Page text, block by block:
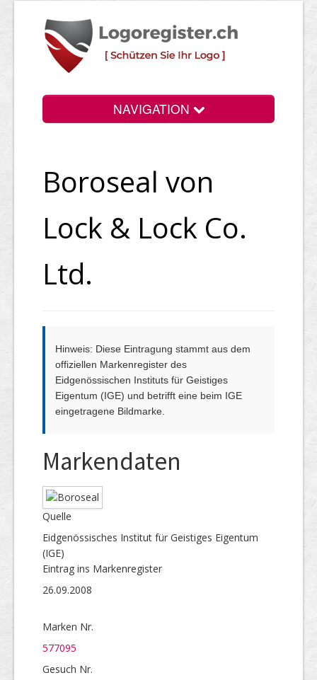
NAVIGATION
Login
Preise
Rechtliche Infos
Boroseal von
Lock & Lock Co.
Ltd.
Hinweis: Diese Eintragung stammt aus dem
offiziellen Markenregister des
Eidgenössischen Instituts für Geistiges
Eigentum (IGE) und betrifft eine beim IGE
eingetragene Bildmarke.
Markendaten
Quelle
Eidgenössisches Institut für Geistiges Eigentum
(IGE)
Eintrag ins Markenregister
26.09.2008
Marken Nr.
577095
Gesuch Nr.